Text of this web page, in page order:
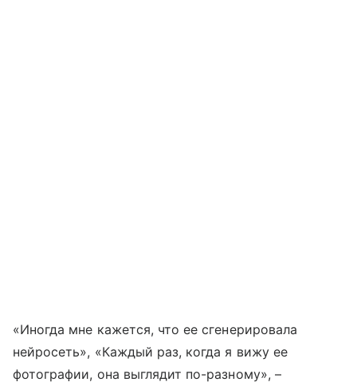
«Иногда мне кажется, что ее сгенерировала
нейросеть», «Каждый раз, когда я вижу ее
фотографии, она выглядит по-разному», –